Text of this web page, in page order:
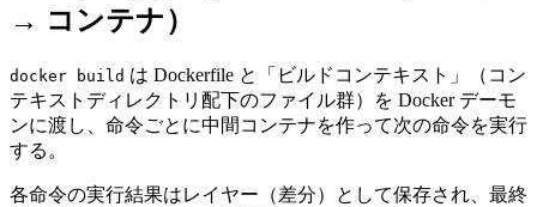
→ コンテナ）
docker build は Dockerfile と「ビルドコンテキスト」（コン
テキストディレクトリ配下のファイル群）を Docker デーモ
ンに渡し、命令ごとに中間コンテナを作って次の命令を実行
する。
各命令の実行結果はレイヤー（差分）として保存され、最終